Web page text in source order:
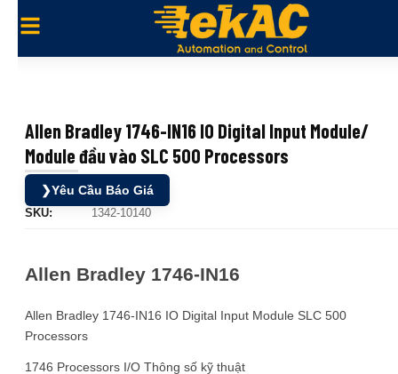
Allen Bradley 1746-IN16 IO Digital Input Module/
Module đầu vào SLC 500 Processors
❯Yêu Cầu Báo Giá
SKU: 1342-10140
Allen Bradley 1746-IN16
Allen Bradley 1746-IN16 IO Digital Input Module SLC 500
Processors
1746 Processors I/O Thông số kỹ thuật